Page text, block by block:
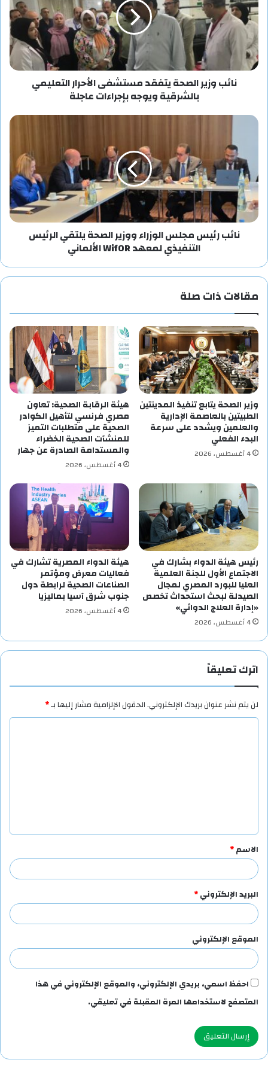
نائب وزير الصحة يتفقد مستشفى الأحرار التعليمي
بالشرقية ويوجه بإجراءات عاجلة
نائب رئيس مجلس الوزراء ووزير الصحة يلتقي الرئيس
التنفيذي لمعهد WifOR الألماني
مقالات ذات صلة
وزير الصحة يتابع تنفيذ المدينتين
الطبيتين بالعاصمة الإدارية
والعلمين ويشدد على سرعة
البدء الفعلي
4 أغسطس، 2026
هيئة الرقابة الصحية: تعاون
مصري فرنسي لتأهيل الكوادر
الصحية على متطلبات التميز
للمنشآت الصحية الخضراء
والمستدامة الصادرة عن جهار
4 أغسطس، 2026
رئيس هيئة الدواء بشارك في
الاجتماع الأول للجنة العلمية
العليا للبورد المصري لمجال
الصيدلة لبحث استحداث تخصص
«إدارة العلاج الدوائي»
4 أغسطس، 2026
هيئة الدواء المصرية تشارك في
فعاليات معرض ومؤتمر
الصناعات الصحية لرابطة دول
جنوب شرق آسيا بماليزيا
4 أغسطس، 2026
اترك تعليقاً
لن يتم نشر عنوان بريدك الإلكتروني.الحقول الإلزامية مشار إليها بـ*
ق
*
الاسم*
البريد الإلكتروني*
الموقع الإلكتروني
احفظ اسمي، بريدي الإلكتروني، والموقع الإلكتروني في هذا
المتصفح لاستخدامها المرة المقبلة في تعليقي.